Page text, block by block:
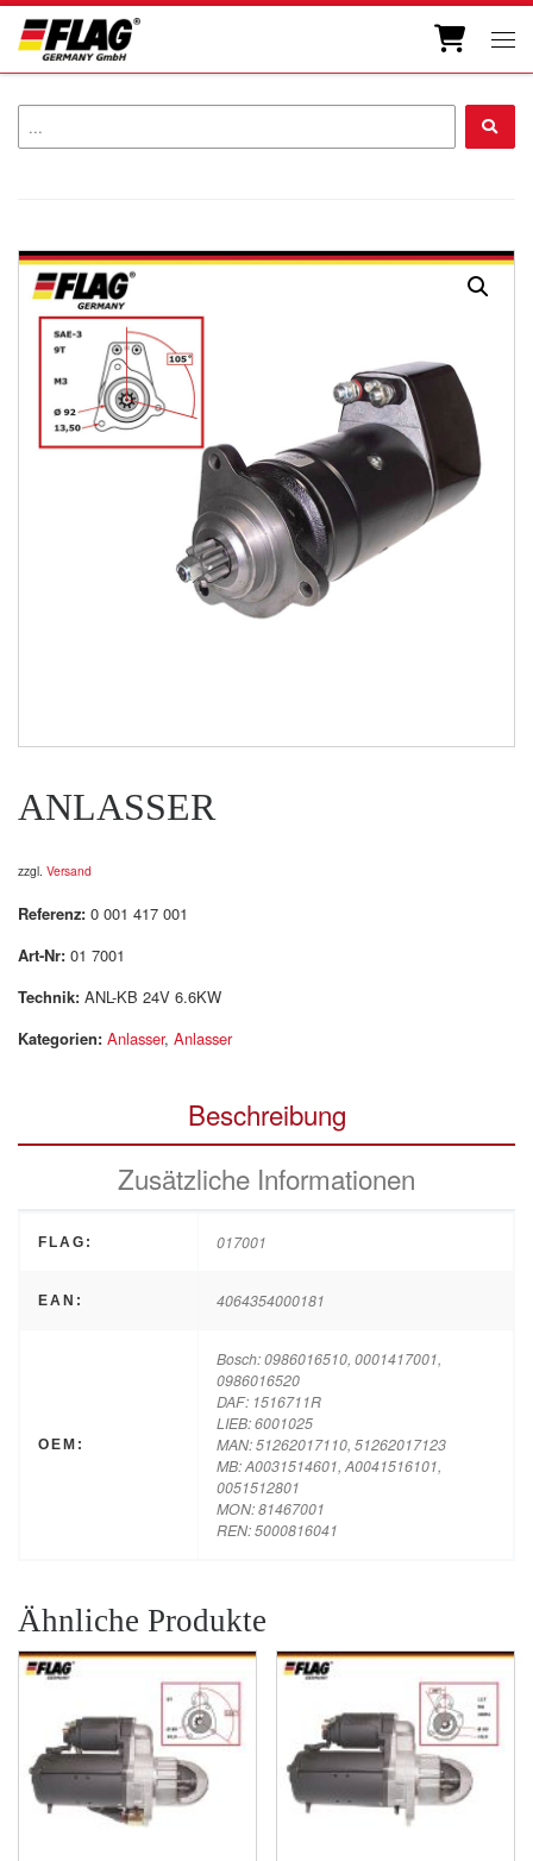
Zum Inhalt springen
ANLASSER
zzgl. Versand
Referenz: 0 001 417 001
Art-Nr: 01 7001
Technik: ANL-KB 24V 6.6KW
Kategorien: Anlasser, Anlasser
Beschreibung
Zusätzliche Informationen
FLAG: 017001
EAN: 4064354000181
OEM:
Bosch: 0986016510, 0001417001,
0986016520
DAF: 1516711R
LIEB: 6001025
MAN: 51262017110, 51262017123
MB: A0031514601, A0041516101,
0051512801
MON: 81467001
REN: 5000816041
Ähnliche Produkte